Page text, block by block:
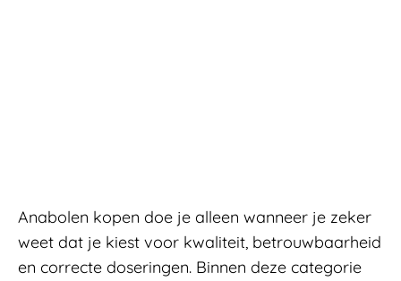
Anabolen kopen doe je alleen wanneer je zeker
weet dat je kiest voor kwaliteit, betrouwbaarheid
en correcte doseringen. Binnen deze categorie